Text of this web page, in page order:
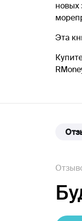
новых
Эта